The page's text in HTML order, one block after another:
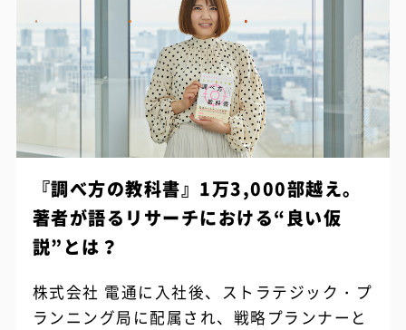
『調べ方の教科書』1万3,000部越え。
著者が語るリサーチにおける“良い仮
説”とは？
株式会社 電通に入社後、ストラテジック・プ
ランニング局に配属され、戦略プランナーと